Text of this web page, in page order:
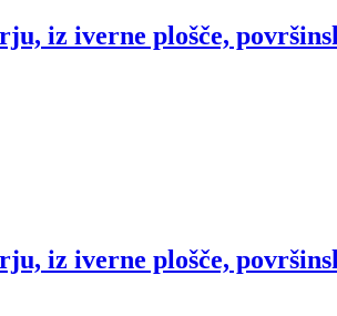
iz iverne plošče,
iz iverne plošče,